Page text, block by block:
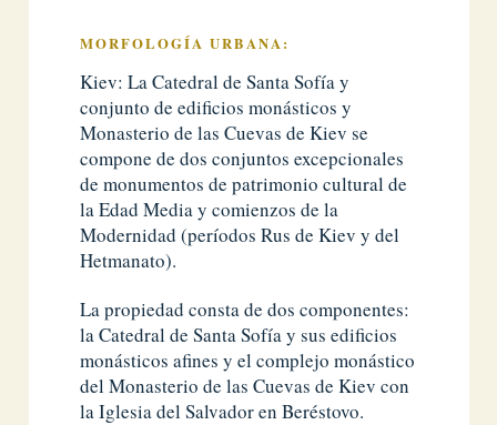
MORFOLOGÍA URBANA:
Kiev: La Catedral de Santa Sofía y
conjunto de edificios monásticos y
Monasterio de las Cuevas de Kiev se
compone de dos conjuntos excepcionales
de monumentos de patrimonio cultural de
la Edad Media y comienzos de la
Modernidad (períodos Rus de Kiev y del
Hetmanato).
La propiedad consta de dos componentes:
la Catedral de Santa Sofía y sus edificios
monásticos afines y el complejo monástico
del Monasterio de las Cuevas de Kiev con
la Iglesia del Salvador en Beréstovo.